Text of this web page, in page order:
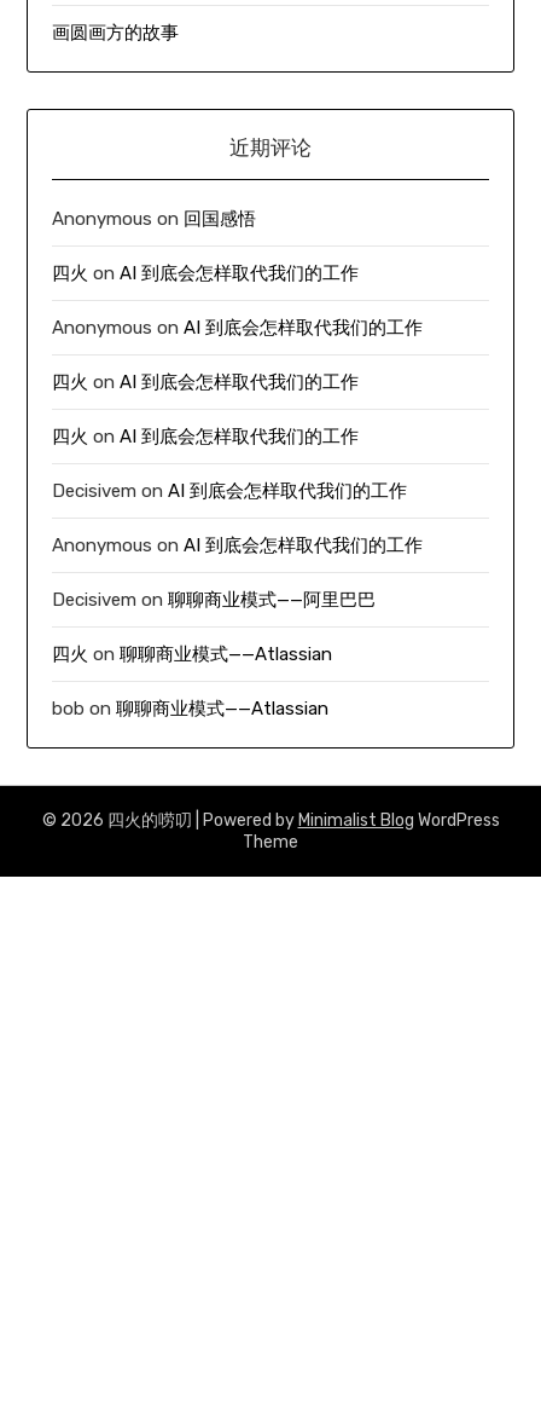
画圆画方的故事
近期评论
Anonymous on 回国感悟
四火 onAI 到底会怎样取代我们的工作
Anonymous onAI 到底会怎样取代我们的工作
四火 onAI 到底会怎样取代我们的工作
四火 onAI 到底会怎样取代我们的工作
Decisivem onAI 到底会怎样取代我们的工作
Anonymous onAI 到底会怎样取代我们的工作
Decisivem on聊聊商业模式——阿里巴巴
四火 on聊聊商业模式——Atlassian
bob on聊聊商业模式——Atlassian
© 2026 四火的唠叨 | Powered by Minimalist Blog WordPress
Theme